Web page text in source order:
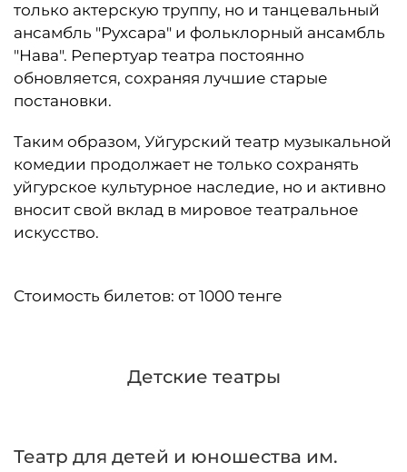
только актерскую труппу, но и танцевальный
ансамбль "Рухсара" и фольклорный ансамбль
"Нава". Репертуар театра постоянно
обновляется, сохраняя лучшие старые
постановки.
Таким образом, Уйгурский театр музыкальной
комедии продолжает не только сохранять
уйгурское культурное наследие, но и активно
вносит свой вклад в мировое театральное
искусство.
Стоимость билетов: от 1000 тенге
Детские театры
Театр для детей и юношества им.